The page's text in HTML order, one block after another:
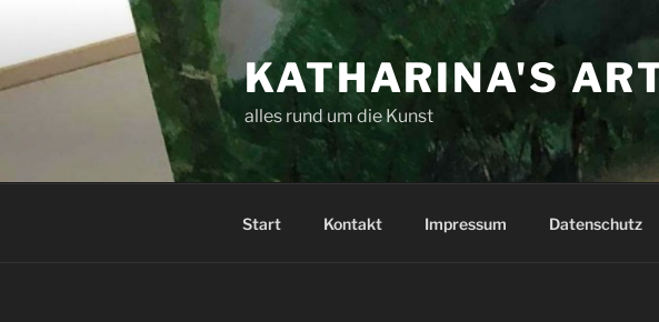
springen
KATHARINA'S
alles rund um die Kunst
Start Kontakt Impressum Datenschutz